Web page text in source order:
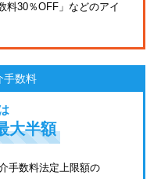
料30％OFF」などのアイ
手数料
大半額
手数料法定上限額の